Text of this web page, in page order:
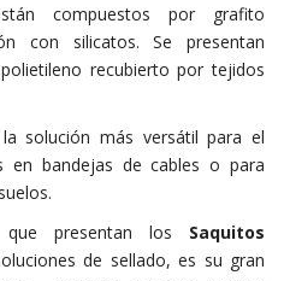
compuestos por grafito
con silicatos. Se presentan
recubierto por tejidos
solución más versátil para el
en bandejas de cables o para
que presentan los Saquitos
de sellado, es su gran